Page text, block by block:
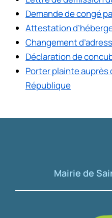
Demande de congé
Attestation
Changement
Déclaration de
Porter plainte auprès
République
Mairie de